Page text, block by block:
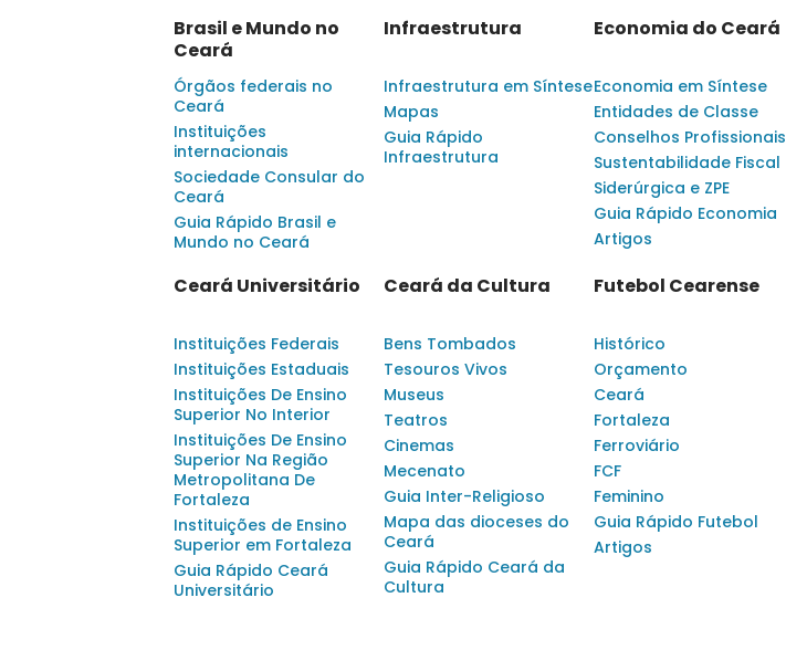
Brasil e Mundo no
Ceará
Órgãos federais no
Ceará
Instituições
internacionais
Sociedade Consular do
Ceará
Guia Rápido Brasil e
Mundo no Ceará
Infraestrutura
Infraestrutura em Síntese
Mapas
Guia Rápido
Infraestrutura
Economia do Ceará
Economia em Síntese
Entidades de Classe
Conselhos Profissionais
Sustentabilidade Fiscal
Siderúrgica e ZPE
Guia Rápido Economia
Artigos
Ceará Universitário
Instituições Federais
Instituições Estaduais
Instituições De Ensino
Superior No Interior
Instituições De Ensino
Superior Na Região
Metropolitana De
Fortaleza
Instituições de Ensino
Superior em Fortaleza
Guia Rápido Ceará
Universitário
Ceará da Cultura
Bens Tombados
Tesouros Vivos
Museus
Teatros
Cinemas
Mecenato
Guia Inter-Religioso
Mapa das dioceses do
Ceará
Guia Rápido Ceará da
Cultura
Futebol Cearense
Histórico
Orçamento
Ceará
Fortaleza
Ferroviário
FCF
Feminino
Guia Rápido Futebol
Artigos